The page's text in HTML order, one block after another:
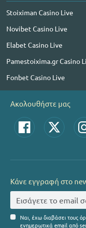
Stoiximan Casino Live
Novibet Casino Live
Elabet Casino Live
Pamestoixima.gr Casino
Fonbet Casino Live
Ακολουθήστε μας
Κάνε εγγραφή στο
Ναι, έχω διαβάσει τους
ενημερωτικά email από